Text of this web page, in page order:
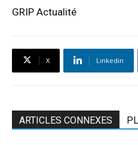
GRIP Actualité
X Linkedin
ARTICLES CONNEXES